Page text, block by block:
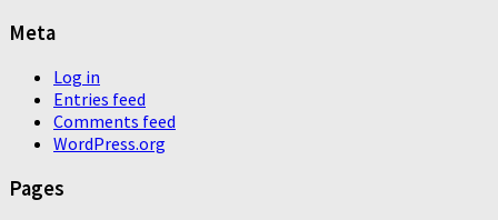
Meta
Log in
Entries feed
Comments feed
WordPress.org
Pages